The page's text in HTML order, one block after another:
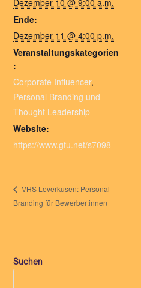
Dezember 10 @ 9:00 a.m.
Ende:
Dezember 11 @ 4:00 p.m.
Veranstaltungskategorien
:
Corporate Influencer,
Personal Branding und
Thought Leadership
Website:
https://www.gfu.net/s7098
VHS Leverkusen: Personal
Branding für Bewerber:innen
Suchen